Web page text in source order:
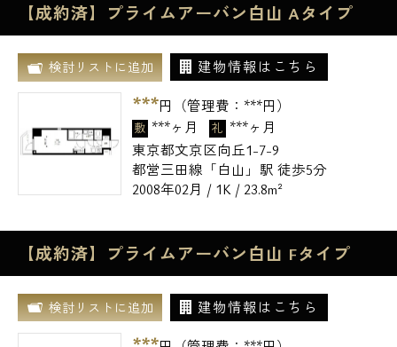
【成約済】プライムアーバン白山 Aタイプ
検討リストに追加 建物情報はこちら
***円（管理費： ***円）
敷 ***ヶ月 礼 ***ヶ月
東京都文京区向丘1-7-9
都営三田線「白山」駅 徒歩5分
2008年02月 / 1K / 23.8m²
【成約済】プライムアーバン白山 Fタイプ
検討リストに追加 建物情報はこちら